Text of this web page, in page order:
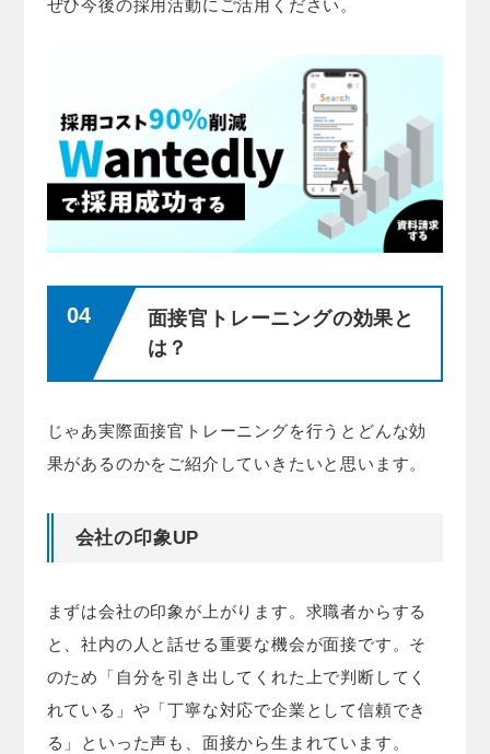
ぜひ今後の採用活動にご活用ください。
面接官トレーニングの効果と
は？
じゃあ実際面接官トレーニングを行うとどんな効
果があるのかをご紹介していきたいと思います。
会社の印象UP
まずは会社の印象が上がります。求職者からする
と、社内の人と話せる重要な機会が面接です。そ
のため「自分を引き出してくれた上で判断してく
れている」や「丁寧な対応で企業として信頼でき
る」といった声も、面接から生まれています。